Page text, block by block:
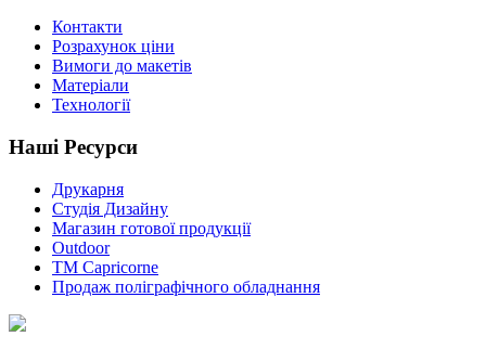
Контакти
Розрахунок ціни
Вимоги до макетів
Матеріали
Технології
Наші Ресурси
Друкарня
Студія Дизайну
Магазин готової продукції
Outdoor
TM Capricorne
Продаж поліграфічного обладнання